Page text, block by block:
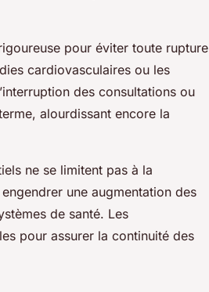
pour éviter toute rupture
cardiovasculaires ou les
des consultations ou
alourdissant encore la
ne se limitent pas à la
une augmentation des
de santé. Les
pour assurer la continuité des